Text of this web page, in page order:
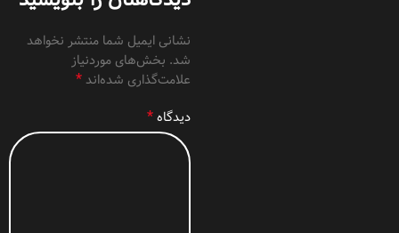
نشانی ایمیل شما منتشر نخواهد
شد. بخش‌های موردنیاز
علامت‌گذاری شده‌اند *
دیدگاه*